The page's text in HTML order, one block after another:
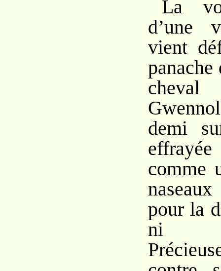
La
d’une
vient
panache
cheval
demi
comme
pour la
ni